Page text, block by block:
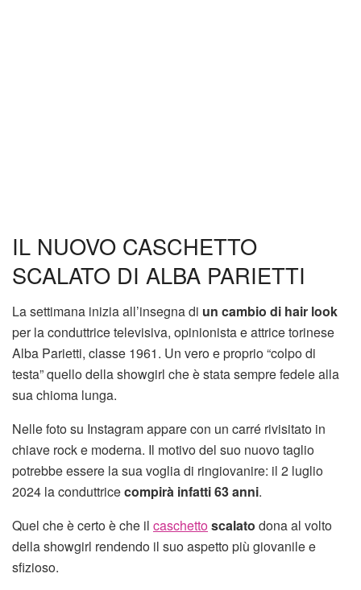
IL NUOVO CASCHETTO
SCALATO DI ALBA PARIETTI
La settimana inizia all’insegna di un cambio di hair look
per la conduttrice televisiva, opinionista e attrice torinese
Alba Parietti, classe 1961. Un vero e proprio “colpo di
testa” quello della showgirl che è stata sempre fedele alla
sua chioma lunga.
Nelle foto su Instagram appare con un carré rivisitato in
chiave rock e moderna. Il motivo del suo nuovo taglio
potrebbe essere la sua voglia di ringiovanire: il 2 luglio
2024 la conduttricecompirà infatti 63 anni.
Quel che è certo è che il caschettoscalato dona al volto
della showgirl rendendo il suo aspetto più giovanile e
sfizioso.